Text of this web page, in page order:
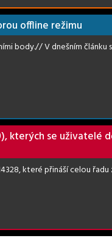
offline režimu
body.// V dnešním
kterých se uživatelé
které přináší celou řadu